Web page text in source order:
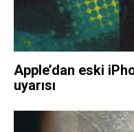
Apple’dan eski
uyarısı